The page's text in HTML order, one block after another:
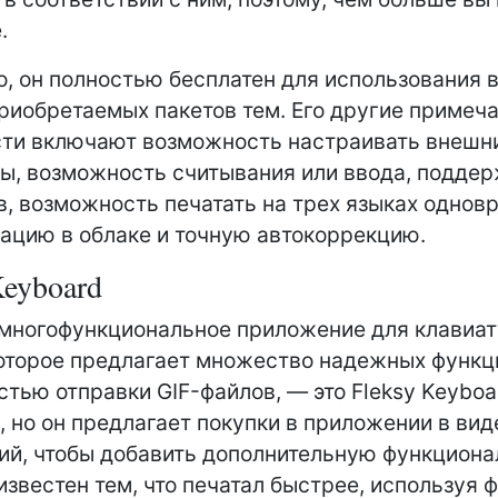
он полностью бесплатен для использования
пакетов тем. Его другие
включают возможность настраивать
возможность считывания или ввода,
возможность печатать на трех языках
в облаке и точную автокоррекцию.
приложение для
предлагает множество надежных
отправки GIF-файлов, — это Fleksy
но он предлагает покупки в приложении в
чтобы добавить дополнительную
тем, что печатал быстрее, используя